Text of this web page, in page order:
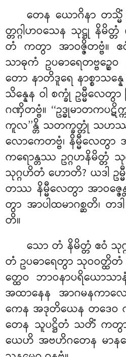
တေန ယောဂိနာ တသ္
တ္တဂ္ဂါဟဝသေန သုဋ္ဌု နိမိ
တံ ကတွာ အာဝဇ္ဇိတဗ္ဗံ။ ဧ
သာဓုကံ ဥပဓာရေတဗ္ဗဉ္စေဝ
တော နာတိဒူရေ နာစ္စာသန္
သိန္နေန ဝါ စက္ခုံ ဥမ္မီလေ
ဂဏှိတဗ္ဗံ။ ‘‘ဥဒ္ဓုမာတကပ
ကူလ’’န္တိ သတက္ခတ္တုံ သဟ
လောကေတဗ္ဗံ၊ နိမ္မီလေတွာ အ
ကရောန္တဿ ဥဂ္ဂဟနိမိတ္တံ
သုဂ္ဂဟိတံ ဟောတိ? ယဒါ ဥ
တဿ နိမ္မီလေတွာ အာဝဇ္
တွာ အာပါထမာဂစ္ဆတိ၊ တ
တိ။
သော တံ နိမိတ္တံ ဧဝံ
တံ ဥပဓာရေတွာ သုဝဝတ္ထိ
တ္ထေဝ ဘာဝနာပရိယောသ
အထာနေန အာဂမနကာလ
ကေန အဒုတိယေန တဒေဝ က
တေန သူပဋ္ဌိတံ သတိံ ကတွာ
ယေဟိ အဗဟိဂတေန မာန